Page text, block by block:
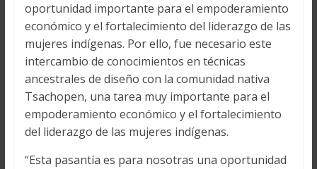
oportunidad importante para el empoderamiento
económico y el fortalecimiento del liderazgo de las
mujeres indígenas. Por ello, fue necesario este
intercambio de conocimientos en técnicas
ancestrales de diseño con la comunidad nativa
Tsachopen, una tarea muy importante para el
empoderamiento económico y el fortalecimiento
del liderazgo de las mujeres indígenas.
“Esta pasantía es para nosotras una oportunidad